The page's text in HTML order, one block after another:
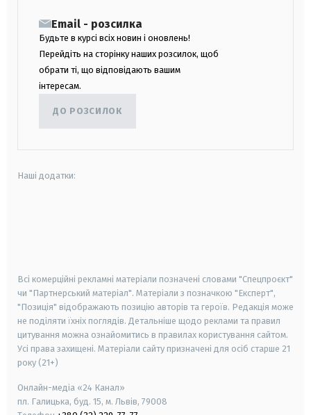
Email - розсилка
Будьте в курсі всіх новин і оновлень!
Перейдіть на сторінку наших розсилок, щоб
обрати ті, що відповідають вашим
інтересам.
ДО РОЗСИЛОК
Наші додатки:
Всі комерційні рекламні матеріали позначені словами "Спецпроєкт"
чи "Партнерський матеріал". Матеріали з позначкою "Експерт",
"Позиція" відображають позицію авторів та героїв. Редакція може
не поділяти їхніх поглядів. Детальніше щодо реклами та правил
цитування можна ознайомитись в правилах користування сайтом.
Усі права захищені. Матеріали сайту призначені для осіб старше 21
року (21+)
Онлайн-медіа «24 Канал»
пл. Галицька, буд. 15, м. Львів, 79008